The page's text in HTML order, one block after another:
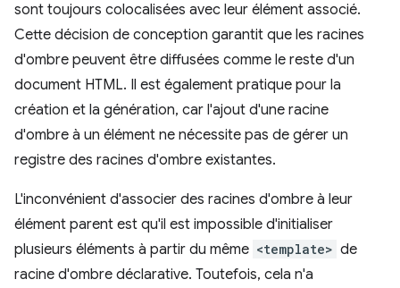
sont toujours colocalisées avec leur élément associé.
Cette décision de conception garantit que les racines
d'ombre peuvent être diffusées comme le reste d'un
document HTML. Il est également pratique pour la
création et la génération, car l'ajout d'une racine
d'ombre à un élément ne nécessite pas de gérer un
registre des racines d'ombre existantes.
L'inconvénient d'associer des racines d'ombre à leur
élément parent est qu'il est impossible d'initialiser
plusieurs éléments à partir du même <template> de
racine d'ombre déclarative. Toutefois, cela n'a